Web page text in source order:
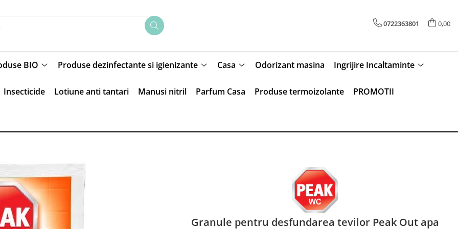
0722363801 0,00
BIO Produse dezinfectante si igienizante Casa Odorizant masina Ingrijire Incaltaminte
Insecticide Lotiune anti tantari Manusi nitril Parfum Casa Produse termoizolante PROMOTII
Granule pentru desfundarea tevilor Peak Out apa